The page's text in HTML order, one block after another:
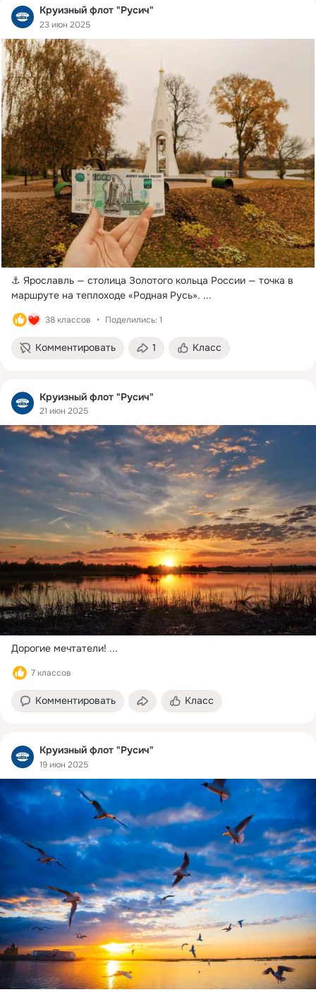
Круизный флот "Русич"
23 июн 2025
⚓ Ярославль — столица Золотого кольца России — точка в
маршруте на теплоходе «Родная Русь». ...
38 классов Поделились: 1
Комментировать 1 Класс
Круизный флот "Русич"
21 июн 2025
Дорогие мечтатели! ...
7 классов
Комментировать Класс
Круизный флот "Русич"
19 июн 2025